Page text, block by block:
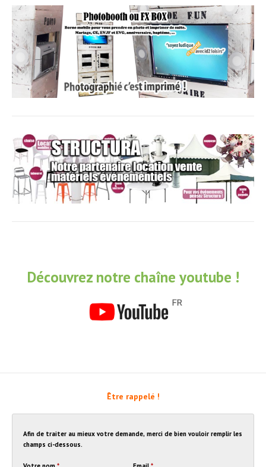
Découvrez notre chaîne youtube !
Être rappelé !
Afin de traiter au mieux votre demande, merci de bien vouloir remplir les
champs ci-dessous.